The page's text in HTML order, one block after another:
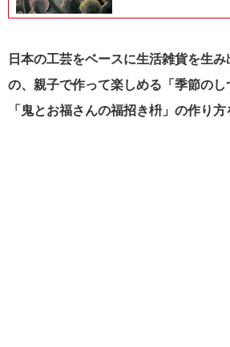
日本の工芸をベースに生活雑貨を生
の、親子で作って楽しめる「季節のし
「鬼とお福さんの福招き枡」の作り方